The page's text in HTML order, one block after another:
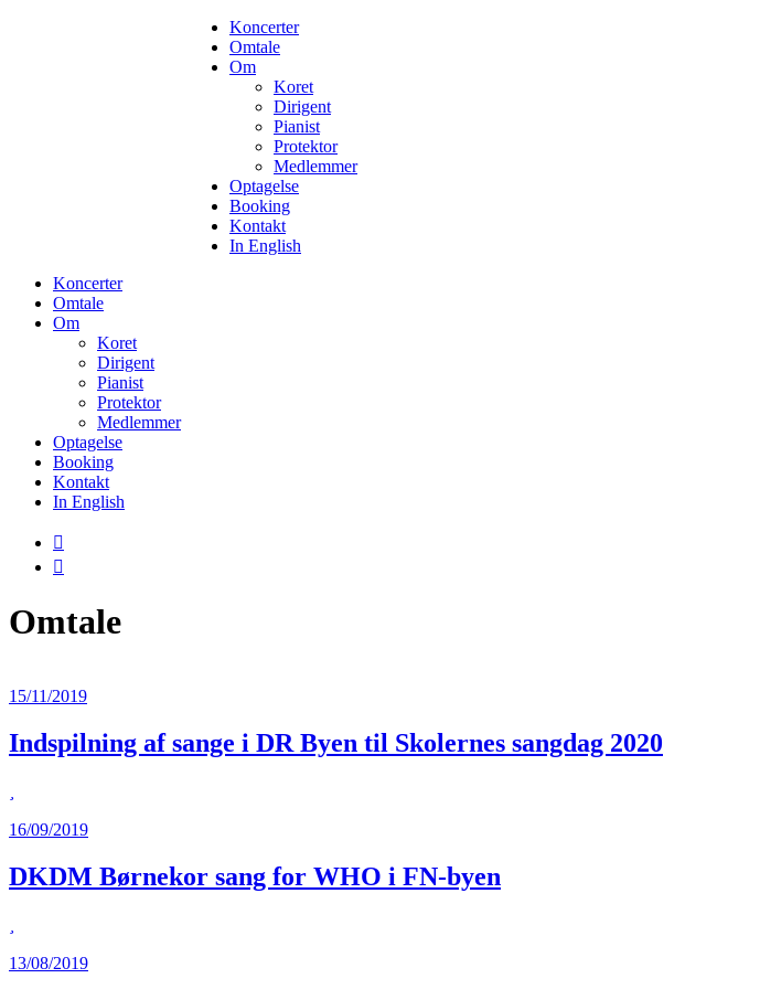
Koncerter
Omtale
Om
Koret
Dirigent
Pianist
Protektor
Medlemmer
Optagelse
Booking
Kontakt
In English
Koncerter
Omtale
Om
Koret
Dirigent
Pianist
Protektor
Medlemmer
Optagelse
Booking
Kontakt
In English
Omtale
15/11/2019
Indspilning af sange i DR Byen til Skolernes sangdag 2020
16/09/2019
DKDM Børnekor sang for WHO i FN-byen
13/08/2019